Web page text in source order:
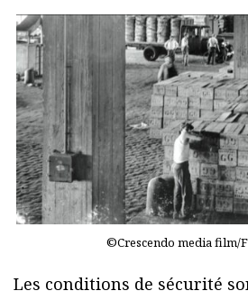
©Crescendo media film/
Les conditions de sécurité